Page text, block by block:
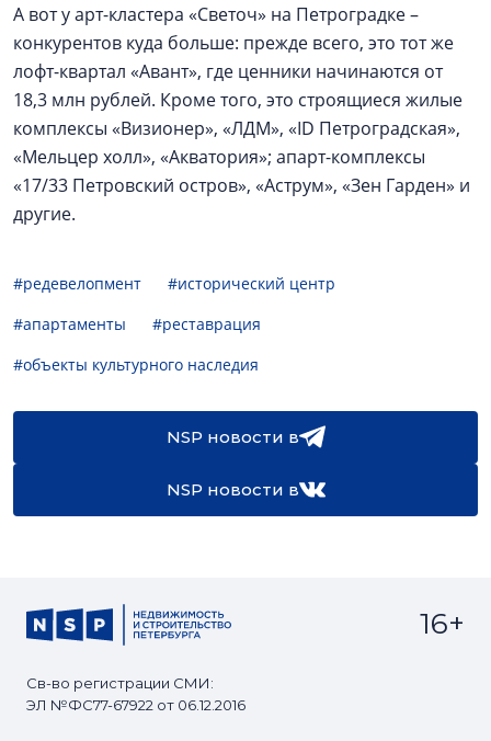
А вот у арт-кластера «Светоч» на Петроградке –
конкурентов куда больше: прежде всего, это тот же
лофт-квартал «Авант», где ценники начинаются от
18,3 млн рублей. Кроме того, это строящиеся жилые
комплексы «Визионер», «ЛДМ», «ID Петроградская»,
«Мельцер холл», «Акватория»; апарт-комплексы
«17/33 Петровский остров», «Аструм», «Зен Гарден» и
другие.
#редевелопмент
#исторический центр
#апартаменты
#реставрация
#объекты культурного наследия
NSP новости в
NSP новости в
Св-во регистрации СМИ:
ЭЛ №ФС77-67922 от 06.12.2016
16+